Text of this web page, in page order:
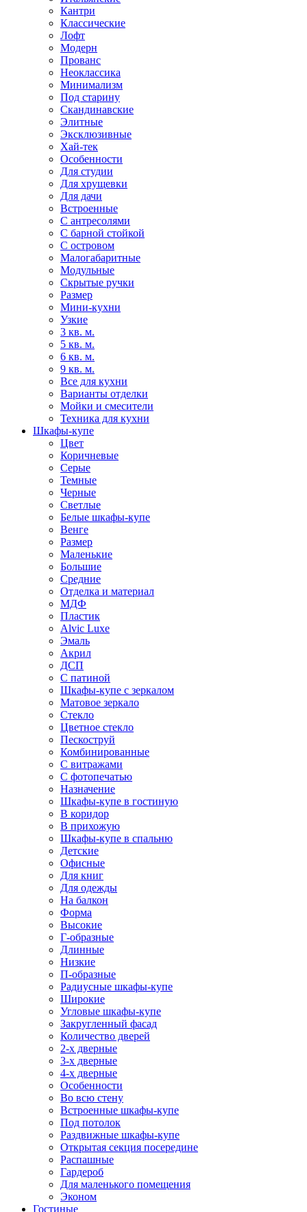
Кантри
Классические
Лофт
Модерн
Прованс
Неоклассика
Минимализм
Под старину
Скандинавские
Элитные
Эксклюзивные
Хай-тек
Особенности
Для студии
Для хрущевки
Для дачи
Встроенные
С антресолями
С барной стойкой
С островом
Малогабаритные
Модульные
Скрытые ручки
Размер
Мини-кухни
Узкие
3 кв. м.
5 кв. м.
6 кв. м.
9 кв. м.
Все для кухни
Варианты отделки
Мойки и смесители
Техника для кухни
Шкафы-купе
Цвет
Коричневые
Серые
Темные
Черные
Светлые
Белые шкафы-купе
Венге
Размер
Маленькие
Большие
Средние
Отделка и материал
МДФ
Пластик
Alvic Luxe
Эмаль
Акрил
ДСП
С патиной
Шкафы-купе с зеркалом
Матовое зеркало
Стекло
Цветное стекло
Пескоструй
Комбинированные
С витражами
С фотопечатью
Назначение
Шкафы-купе в гостиную
В коридор
В прихожую
Шкафы-купе в спальню
Детские
Офисные
Для книг
Для одежды
На балкон
Форма
Высокие
Г-образные
Длинные
Низкие
П-образные
Радиусные шкафы-купе
Широкие
Угловые шкафы-купе
Закругленный фасад
Количество дверей
2-х дверные
3-х дверные
4-х дверные
Особенности
Во всю стену
Встроенные шкафы-купе
Под потолок
Раздвижные шкафы-купе
Открытая секция посередине
Распашные
Гардероб
Для маленького помещения
Эконом
Гостиные